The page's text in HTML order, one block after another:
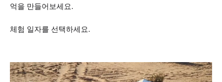
억을 만들어보세요.
체험 일자를 선택하세요.